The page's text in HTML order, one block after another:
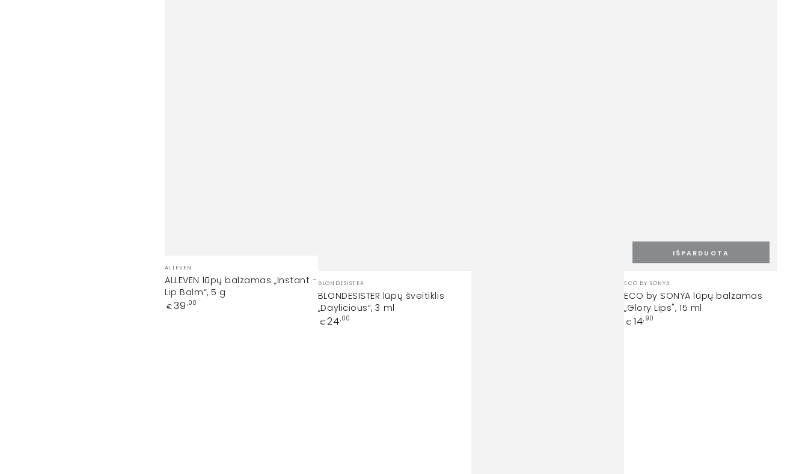
Prekinis
ženklas:
ALLEVEN
ALLEVEN lūpų balzamas „Instant -
Lip Balm“, 5 g
Įprasta
€ 39 ,00
Prekinis
ženklas:
BLONDESISTER
BLONDESISTER lūpų šveitiklis
„Daylicious“, 3 ml
Įprasta
€ 24,00
Prekinis
ženklas:
ECO BY SONYA
ECO by SONYA lūpų balzamas
„Glory Lips", 15 ml
Įprasta
€ 14,90
IŠPARDUOTA